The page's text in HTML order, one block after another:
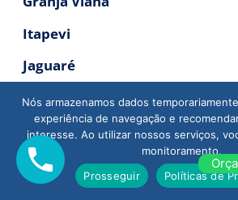
Itapevi
Jaguaré
Jandira
Jaraguá
Lapa
Nós armazenamos dados
experiência de navegação e
interesse. Ao utilizar nossos serviços,
monitoramento.
Prosseguir
Políticas de